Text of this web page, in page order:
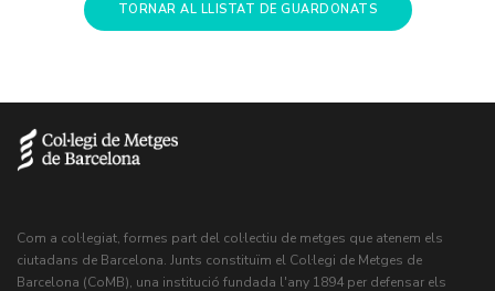
TORNAR AL LLISTAT DE GUARDONATS
Com a col·legiat, formes part del col·lectiu de metges que atenem els
ciutadans de Barcelona. Junts constituïm el Col·legi de Metges de
Barcelona (CoMB), una institució fundada l'any 1894 per defensar els